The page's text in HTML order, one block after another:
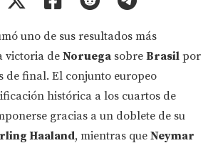
uno de sus resultados más
victoria de Noruega sobre Brasil por
de final. El conjunto europeo
histórica a los cuartos de
gracias a un doblete de su
Haaland, mientras que Neymar